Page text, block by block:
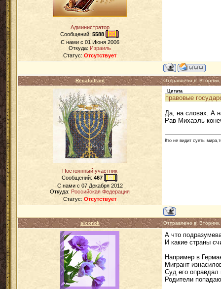
Администратор
Сообщений:5588
C нами с 01 Июня 2006
Откуда: Израиль
Статус:Отсутствует
Recalcitrant Отправлено в:
Постоянный участник
Сообщений:467
C нами с 07 Декабря 2012
Откуда: Российская Федерация
Статус:Отсутствует
Цитата
правовые
Да, на словах. А
Рав Михаэль
Кто не видит суеты
alconok Отправлено в:
А что
И какие страны
Например в
Мигрант
Суд его оправдал
Родители